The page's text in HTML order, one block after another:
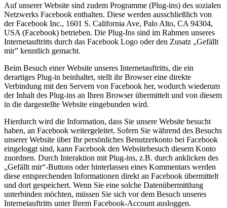
Auf unserer Website sind zudem Programme (Plug-ins) des sozialen
Netzwerks Facebook enthalten. Diese werden ausschließlich von
der Facebook Inc., 1601 S. California Ave, Palo Alto, CA 94304,
USA (Facebook) betrieben. Die Plug-Ins sind im Rahmen unseres
Internetauftritts durch das Facebook Logo oder den Zusatz „Gefällt
mir” kenntlich gemacht.
Beim Besuch einer Website unseres Internetauftritts, die ein
derartiges Plug-in beinhaltet, stellt ihr Browser eine direkte
Verbindung mit den Servern von Facebook her, wodurch wiederum
der Inhalt des Plug-ins an Ihren Browser übermittelt und von diesem
in die dargestellte Website eingebunden wird.
Hierdurch wird die Information, dass Sie unsere Website besucht
haben, an Facebook weitergeleitet. Sofern Sie während des Besuchs
unserer Website über Ihr persönliches Benutzerkonto bei Facebook
eingeloggt sind, kann Facebook den Websitebesuch diesem Konto
zuordnen. Durch Interaktion mit Plug-ins, z.B. durch anklicken des
„Gefällt mir“-Buttons oder hinterlassen eines Kommentars werden
diese entsprechenden Informationen direkt an Facebook übermittelt
und dort gespeichert. Wenn Sie eine solche Datenübermittlung
unterbinden möchten, müssen Sie sich vor dem Besuch unseres
Internetauftritts unter Ihrem Facebook-Account ausloggen.